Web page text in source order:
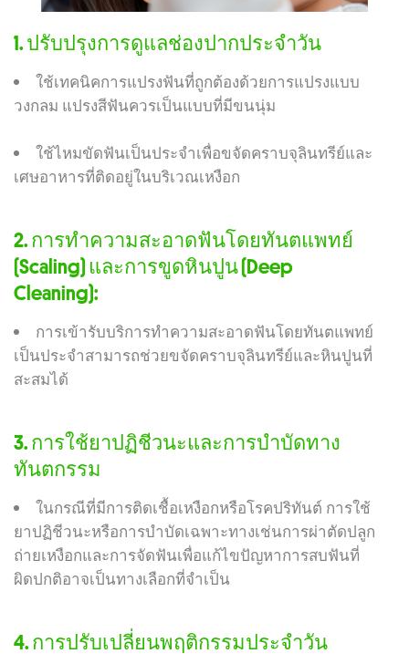
1. ปรับปรุงการดูแลช่องปากประจำวัน
ใช้เทคนิคการแปรงฟันที่ถูกต้องด้วยการแปรงแบบ
วงกลม แปรงสีฟันควรเป็นแบบที่มีขนนุ่ม
ใช้ไหมขัดฟันเป็นประจำเพื่อขจัดคราบจุลินทรีย์และ
เศษอาหารที่ติดอยู่ในบริเวณเหงือก
2. การทำความสะอาดฟันโดยทันตแพทย์
(Scaling) และการขูดหินปูน (Deep
Cleaning):
การเข้ารับบริการทำความสะอาดฟันโดยทันตแพทย์
เป็นประจำสามารถช่วยขจัดคราบจุลินทรีย์และหินปูนที่
สะสมได้
3. การใช้ยาปฏิชีวนะและการบำบัดทาง
ทันตกรรม
ในกรณีที่มีการติดเชื้อเหงือกหรือโรคปริทันต์ การใช้
ยาปฏิชีวนะหรือการบำบัดเฉพาะทางเช่นการผ่าตัดปลูก
ถ่ายเหงือกและการจัดฟันเพื่อแก้ไขปัญหาการสบฟันที่
ผิดปกติอาจเป็นทางเลือกที่จำเป็น
4. การปรับเปลี่ยนพฤติกรรมประจำวัน